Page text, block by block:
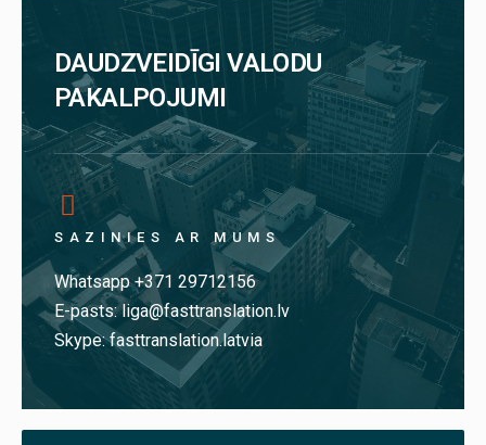
DAUDZVEIDĪGI VALODU
PAKALPOJUMI
SAZINIES AR MUMS
Whatsapp +371 29712156
E-pasts: liga@fasttranslation.lv
Skype: fasttranslation.latvia